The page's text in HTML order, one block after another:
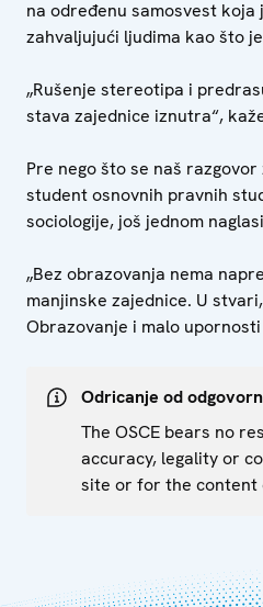
na određenu samosvest
zahvaljujući ljudima kao što
„Rušenje stereotipa i
stava zajednice iznutra“,
Pre nego što se naš
student osnovnih pravnih
sociologije, još jednom
„Bez obrazovanja nema
manjinske zajednice. U
Obrazovanje i malo
Odricanje od
The OSCE bears no
accuracy, legality or
site or for the content